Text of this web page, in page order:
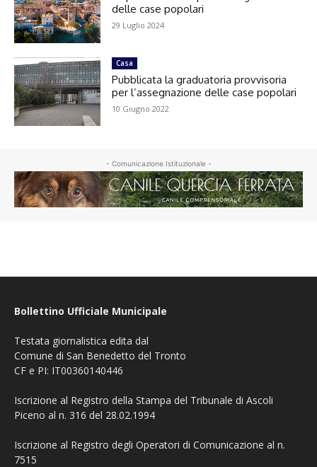
delle case popolari
29 Luglio 2024
Casa
Pubblicata la graduatoria provvisoria
per l’assegnazione delle case popolari
10 Giugno 2022
- Comunicazione Istituzionale -
Bollettino Ufficiale Municipale
Testata giornalistica edita dal
Comune di San Benedetto del Tronto
CF e PI: IT00360140446
Iscrizione al Registro della Stampa del Tribunale di Ascoli
Piceno al n. 316 del 28.02.1994
Iscrizione al Registro degli Operatori di Comunicazione al n.
7515